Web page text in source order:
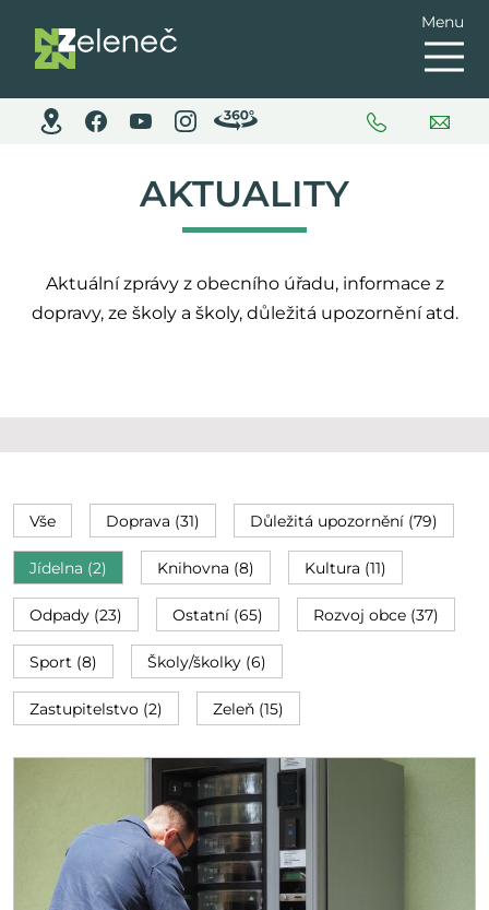
Menu
AKTUALITY
Aktuální zprávy z obecního úřadu, informace z
dopravy, ze školy a školy, důležitá upozornění atd.
Vše Doprava (31) Důležitá upozornění (79)
Jídelna (2) Knihovna (8) Kultura (11)
Odpady (23) Ostatní (65) Rozvoj obce (37)
Sport (8) Školy/školky (6)
Zastupitelstvo (2) Zeleň (15)